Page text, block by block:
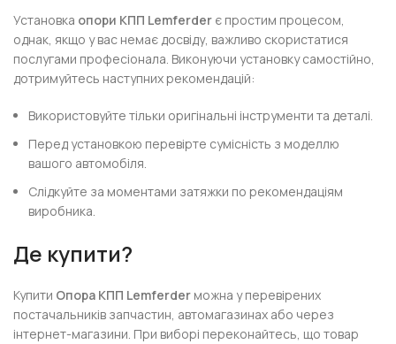
Установка опори КПП Lemferder є простим процесом,
однак, якщо у вас немає досвіду, важливо скористатися
послугами професіонала. Виконуючи установку самостійно,
дотримуйтесь наступних рекомендацій:
Використовуйте тільки оригінальні інструменти та деталі.
Перед установкою перевірте сумісність з моделлю
вашого автомобіля.
Слідкуйте за моментами затяжки по рекомендаціям
виробника.
Де купити?
Купити Опора КПП Lemferder можна у перевірених
постачальників запчастин, автомагазинах або через
інтернет-магазини. При виборі переконайтесь, що товар